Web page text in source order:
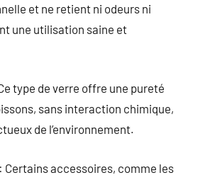
et ne retient ni odeurs ni
une utilisation saine et
type de verre offre une pureté
sans interaction chimique,
de l’environnement.
Certains accessoires, comme les